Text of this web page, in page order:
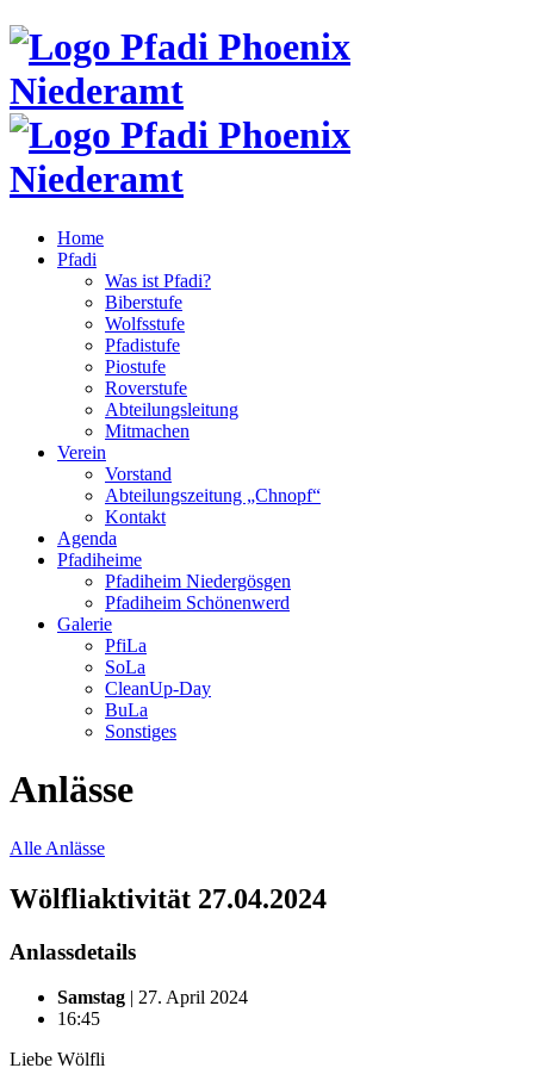
Home
Pfadi
Was ist Pfadi?
Biberstufe
Wolfsstufe
Pfadistufe
Piostufe
Roverstufe
Abteilungsleitung
Mitmachen
Verein
Vorstand
Abteilungszeitung „Chnopf“
Kontakt
Agenda
Pfadiheime
Pfadiheim Niedergösgen
Pfadiheim Schönenwerd
Galerie
PfiLa
SoLa
CleanUp-Day
BuLa
Sonstiges
Anlässe
Alle Anlässe
Wölfliaktivität 27.04.2024
Anlassdetails
Samstag | 27. April 2024
16:45
Liebe Wölfli